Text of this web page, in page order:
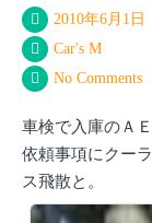
2010年6月1日
Car's M
No Comments
車検で入庫のＡ
依頼事項にクー
ス飛散と。